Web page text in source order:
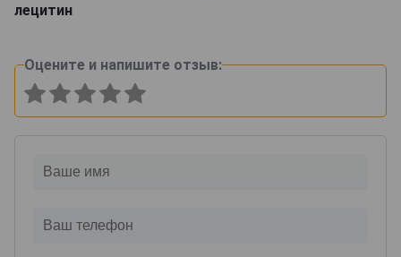
лецитин
Оцените и напишите отзыв: